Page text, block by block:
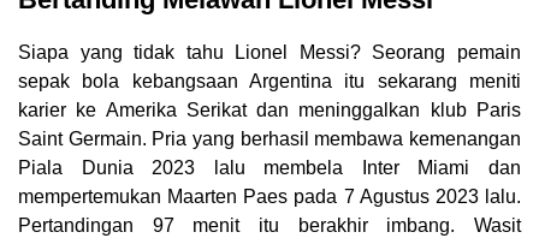
Siapa yang tidak tahu Lionel Messi? Seorang pemain
sepak bola kebangsaan Argentina itu sekarang meniti
karier ke Amerika Serikat dan meninggalkan klub Paris
Saint Germain. Pria yang berhasil membawa kemenangan
Piala Dunia 2023 lalu membela Inter Miami dan
mempertemukan Maarten Paes pada 7 Agustus 2023 lalu.
Pertandingan 97 menit itu berakhir imbang. Wasit